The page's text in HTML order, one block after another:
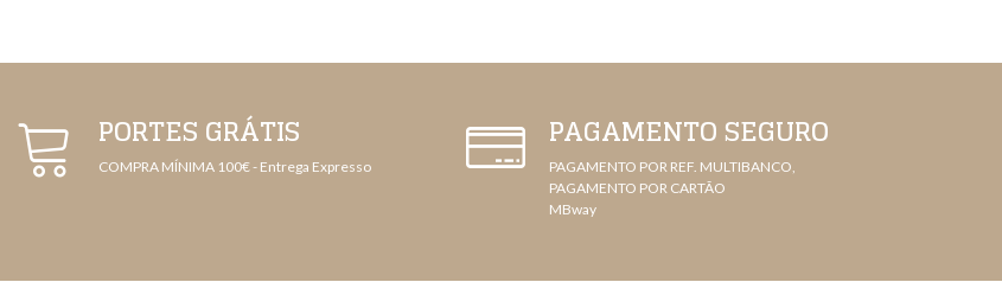
PORTES GRÁTIS
COMPRA MÍNIMA 100€ - Entrega Expresso
PAGAMENTO SEGURO
PAGAMENTO POR REF. MULTIBANCO,
PAGAMENTO POR CARTÃO
MBway